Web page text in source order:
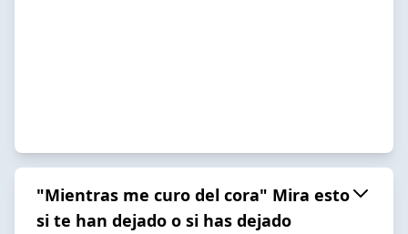
"Mientras me curo del cora" Mira esto
si te han dejado o si has dejado